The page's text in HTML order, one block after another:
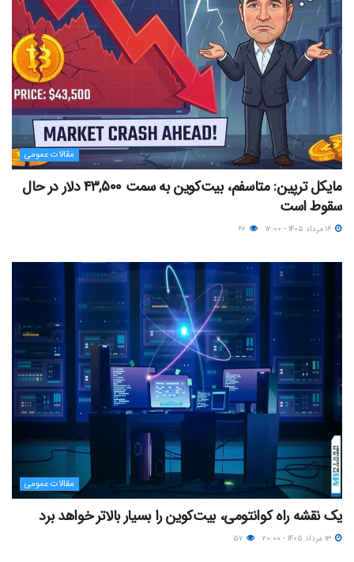
مقالات عمومی
مایکل ترپین: متاسفم، بیت‌کوین به سمت ۴۳,۵۰۰ دلار در حال
سقوط است
مقالات عمومی
یک نقشه راه کوانتومی، بیت‌کوین را بسیار بالاتر خواهد برد